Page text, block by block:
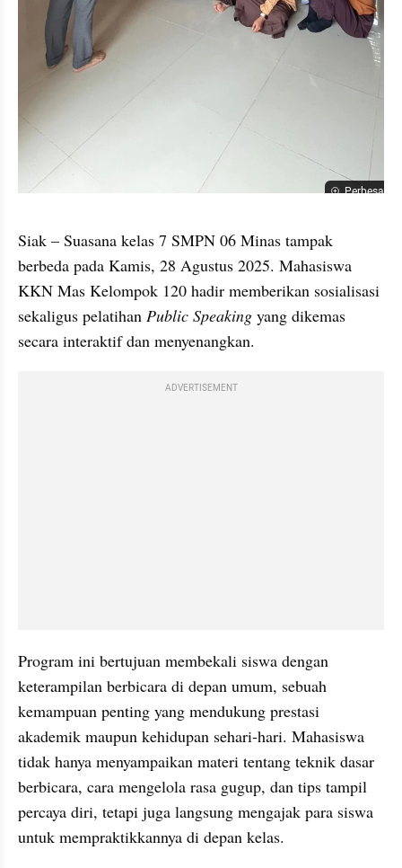
Perbesar
Siak – Suasana kelas 7 SMPN 06 Minas tampak
berbeda pada Kamis, 28 Agustus 2025. Mahasiswa
KKN Mas Kelompok 120 hadir memberikan sosialisasi
sekaligus pelatihan Public Speaking yang dikemas
secara interaktif dan menyenangkan.
ADVERTISEMENT
Program ini bertujuan membekali siswa dengan
keterampilan berbicara di depan umum, sebuah
kemampuan penting yang mendukung prestasi
akademik maupun kehidupan sehari-hari. Mahasiswa
tidak hanya menyampaikan materi tentang teknik dasar
berbicara, cara mengelola rasa gugup, dan tips tampil
percaya diri, tetapi juga langsung mengajak para siswa
untuk mempraktikkannya di depan kelas.